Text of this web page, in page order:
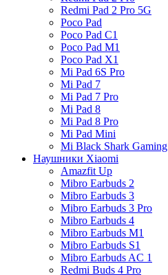
Redmi Pad 2 Pro 5G
Poco Pad
Poco Pad C1
Poco Pad M1
Poco Pad X1
Mi Pad 6S Pro
Mi Pad 7
Mi Pad 7 Pro
Mi Pad 8
Mi Pad 8 Pro
Mi Pad Mini
Mi Black Shark Gaming
Наушники Xiaomi
Amazfit Up
Mibro Earbuds 2
Mibro Earbuds 3
Mibro Earbuds 3 Pro
Mibro Earbuds 4
Mibro Earbuds M1
Mibro Earbuds S1
Mibro Earbuds AC 1
Redmi Buds 4 Pro